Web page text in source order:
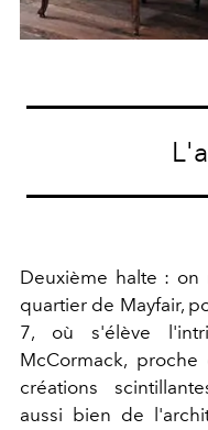
Deuxième halte : on
quartier de Mayfair,
7, où s'élève
McCormack,
créations
aussi bien de